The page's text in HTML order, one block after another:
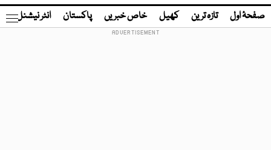
صفحۂ اول تازہ ترین کھیل خاص خبریں پاکستان انٹر نیشنل